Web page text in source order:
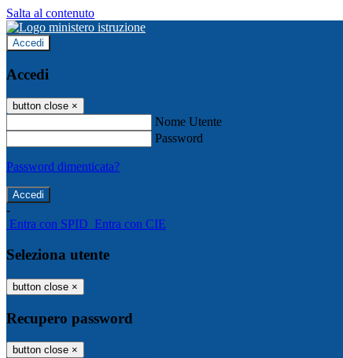
Salta al contenuto
Accedi
Accedi
button close ×
Nome Utente
Password
Password dimenticata?
-
Entra con SPID Entra con CIE
Seleziona utente
button close ×
Recupero password
button close ×